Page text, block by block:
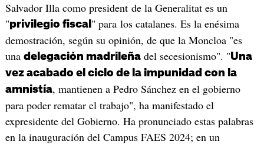
Salvador Illa como president de la Generalitat es un
"privilegio fiscal " para los catalanes. Es la enésima
demostración, según su opinión, de que la Moncloa "es
una delegación madrileñadel secesionismo". "Una
vez acabado el ciclo de la impunidad con la
amnistía, mantienen a Pedro Sánchez en el gobierno
para poder rematar el trabajo", ha manifestado el
expresidente del Gobierno. Ha pronunciado estas palabras
en la inauguración del Campus FAES 2024; en un